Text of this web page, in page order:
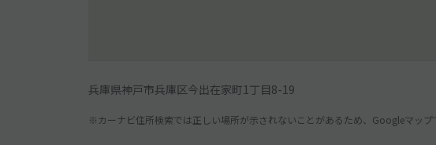
兵庫県神戸市兵庫区今出在家町1丁目8-19
※カーナビ住所検索では正しい場所が示されないことがあるため、Googleマップ